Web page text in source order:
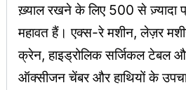
ख़्याल रखने के लिए 500 से ज़्यादा
महावत हैं। एक्स-रे मशीन, लेज़र
क्रेन, हाइड्रोलिक सर्जिकल टेबल
ऑक्सीजन चेंबर और हाथियों के